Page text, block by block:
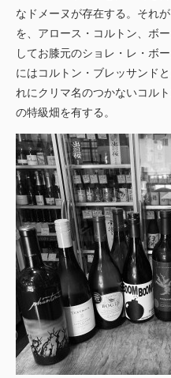
なドメーヌが存在する。それ
を、アロース・コルトン、ボ
してお膝元のショレ・レ・ボ
にはコルトン・ブレッサンド
れにクリマ名のつかないコル
の特級畑を有する。